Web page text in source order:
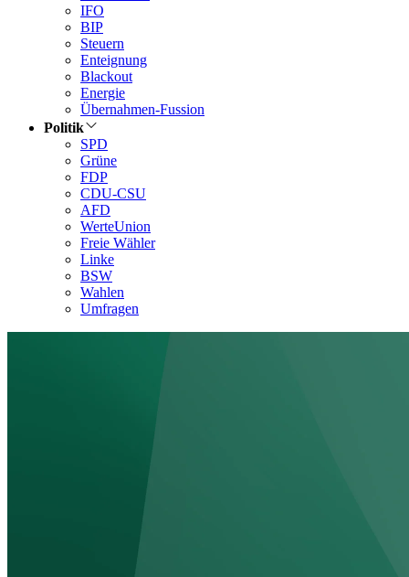
IFO
BIP
Steuern
Enteignung
Blackout
Energie
Übernahmen-Fussion
Politik
SPD
Grüne
FDP
CDU-CSU
AFD
WerteUnion
Freie Wähler
Linke
BSW
Wahlen
Umfragen